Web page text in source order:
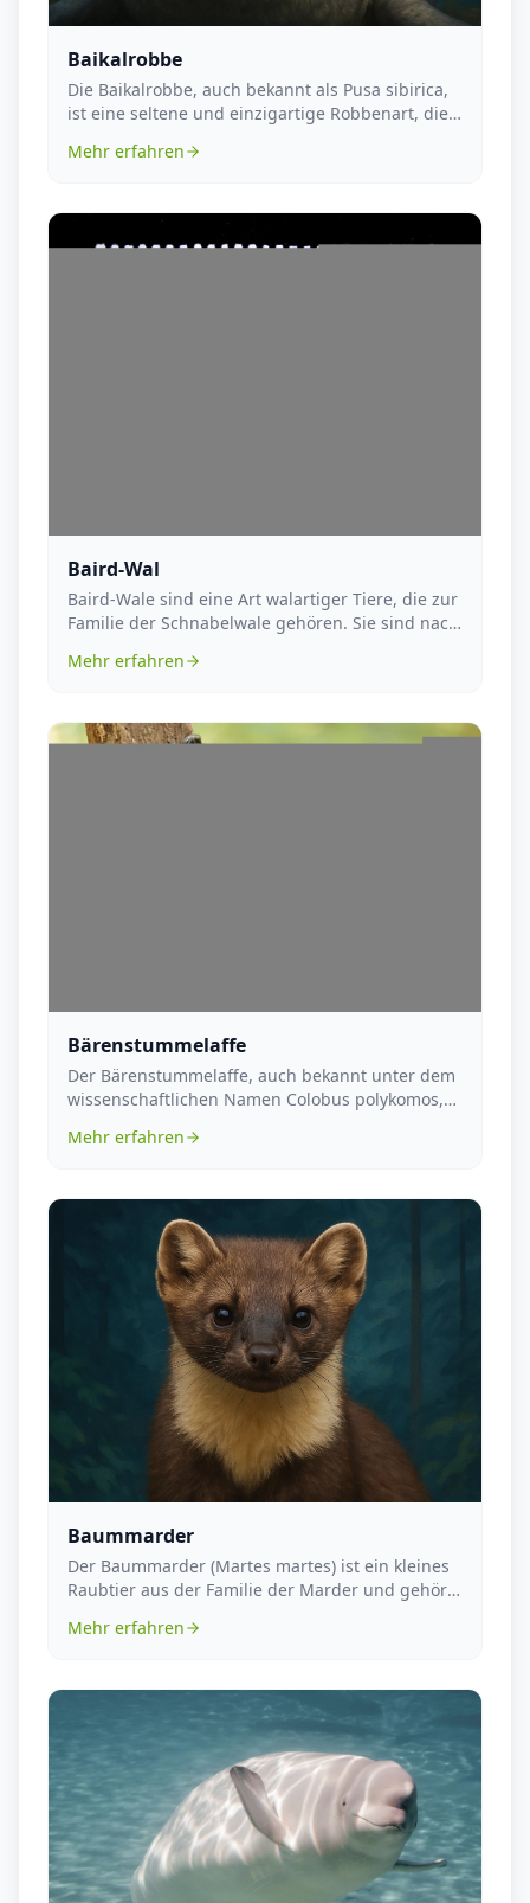
Baikalrobbe
Die Baikalrobbe, auch bekannt als Pusa sibirica,
ist eine seltene und einzigartige Robbenart, die
Mehr erfahren
Baird-Wal
Baird-Wale sind eine Art walartiger Tiere, die zur
Familie der Schnabelwale gehören. Sie sind nach
Mehr erfahren
Bärenstummelaffe
Der Bärenstummelaffe, auch bekannt unter dem
wissenschaftlichen Namen Colobus polykomos,
Mehr erfahren
Baummarder
Der Baummarder (Martes martes) ist ein kleines
Raubtier aus der Familie der Marder und gehört
Mehr erfahren